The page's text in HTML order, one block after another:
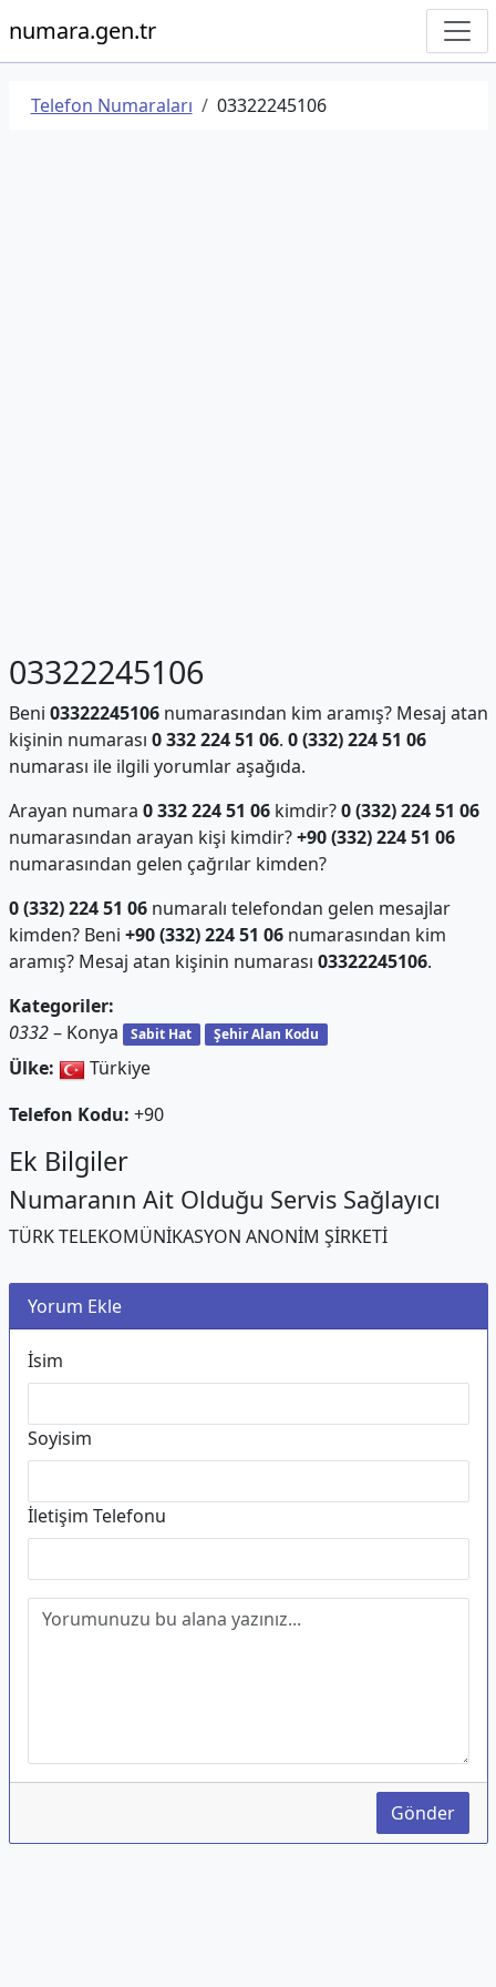
numara.gen.tr
Telefon Numaraları 03322245106
03322245106
Beni 03322245106numarasından kim aramış? Mesaj atan
kişinin numarası 0 332 224 51 06. 0 (332) 224 51 06
numarası ile ilgili yorumlar aşağıda.
Arayan numara 0 332 224 51 06kimdir?0 (332) 224 51 06
numarasından arayan kişi kimdir?+90 (332) 224 51 06
numarasından gelen çağrılar kimden?
0 (332) 224 51 06numaralı telefondan gelen mesajlar
kimden? Beni +90 (332) 224 51 06numarasından kim
aramış? Mesaj atan kişinin numarası 03322245106.
Kategoriler:
0332– Konya Sabit Hat Şehir Alan Kodu
Ülke:
Türkiye
Telefon Kodu: +90
Ek Bilgiler
Numaranın Ait Olduğu Servis Sağlayıcı
TÜRK TELEKOMÜNİKASYON ANONİM ŞİRKETİ
Yorum Ekle
İsim
Soyisim
İletişim Telefonu
Gönder